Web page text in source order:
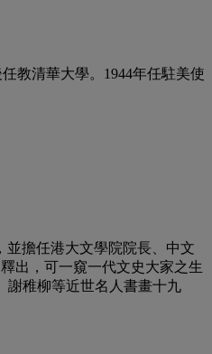
教清華大學。1944年任駐美使
並擔任港大文學院院長、中文
出，可一窺一代文史大家之生
謝稚柳等近世名人書畫十九